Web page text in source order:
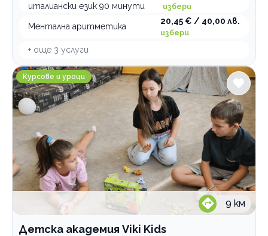
италиански език 90 минути
избери
Ментална аритметика
20,45 € / 40,00 лв.
избери
+ още 3 услуги
Детска академия Viki Kids
Курсове и уроци
9 км
Детска академия Viki Kids